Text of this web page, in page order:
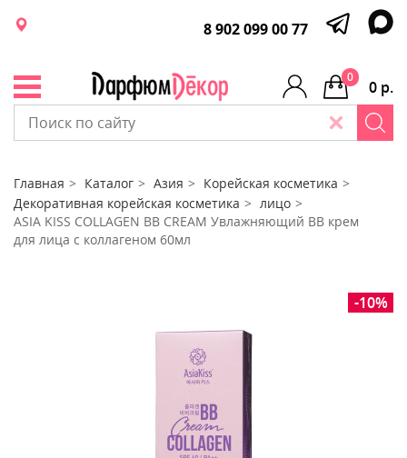
8 902 099 00 77
0 р.
0
Главная Каталог Азия
Корейская косметика
Декоративная корейская косметика
лицо
ASIA KISS COLLAGEN BB CREAM Увлажняющий ВВ крем
для лица с коллагеном 60мл
-10%